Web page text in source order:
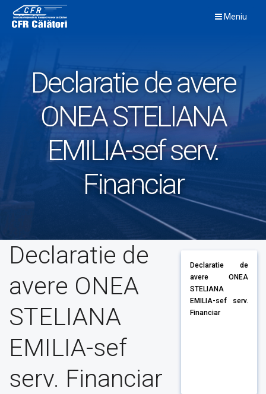
content
Meniu
Declaratie de avere
ONEA STELIANA
EMILIA-sef serv.
Financiar
Declaratie de
avere ONEA
STELIANA
EMILIA-sef
serv. Financiar
Declaratie de
avere ONEA
STELIANA
EMILIA-sef serv.
Financiar